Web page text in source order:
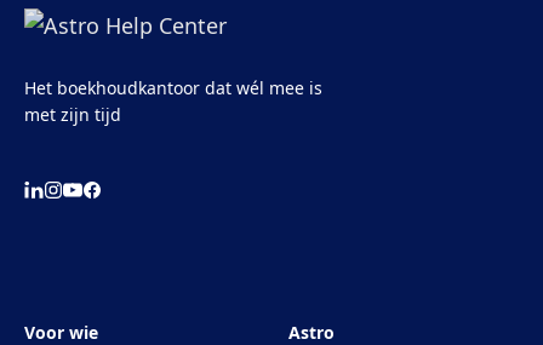
Het boekhoudkantoor dat wél mee is
met zijn tijd
Voor wie Astro